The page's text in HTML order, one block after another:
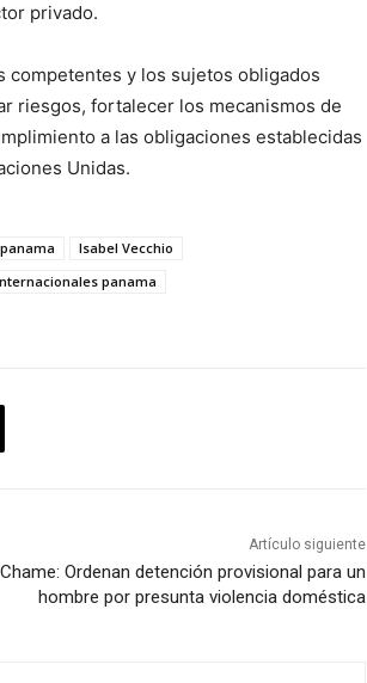
privado.
competentes y los sujetos obligados
riesgos, fortalecer los mecanismos de
a las obligaciones establecidas
Unidas.
Isabel Vecchio
panama
Artículo siguiente
Chame: Ordenan detención provisional para un
hombre por presunta violencia doméstica